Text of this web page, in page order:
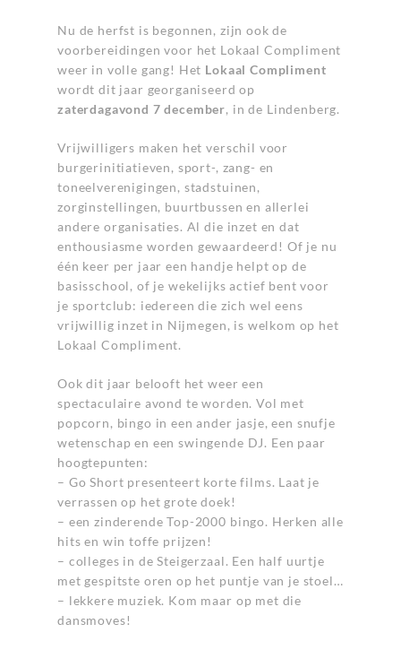
Nu de herfst is begonnen, zijn ook de
voorbereidingen voor het Lokaal Compliment
weer in volle gang! Het Lokaal Compliment
wordt dit jaar georganiseerd op
zaterdagavond 7 december, in de Lindenberg.
Vrijwilligers maken het verschil voor
burgerinitiatieven, sport-, zang- en
toneelverenigingen, stadstuinen,
zorginstellingen, buurtbussen en allerlei
andere organisaties. Al die inzet en dat
enthousiasme worden gewaardeerd! Of je nu
één keer per jaar een handje helpt op de
basisschool, of je wekelijks actief bent voor
je sportclub: iedereen die zich wel eens
vrijwillig inzet in Nijmegen, is welkom op het
Lokaal Compliment.
Ook dit jaar belooft het weer een
spectaculaire avond te worden. Vol met
popcorn, bingo in een ander jasje, een snufje
wetenschap en een swingende DJ. Een paar
hoogtepunten:
– Go Short presenteert korte films. Laat je
verrassen op het grote doek!
– een zinderende Top-2000 bingo. Herken alle
hits en win toffe prijzen!
– colleges in de Steigerzaal. Een half uurtje
met gespitste oren op het puntje van je stoel…
– lekkere muziek. Kom maar op met die
dansmoves!